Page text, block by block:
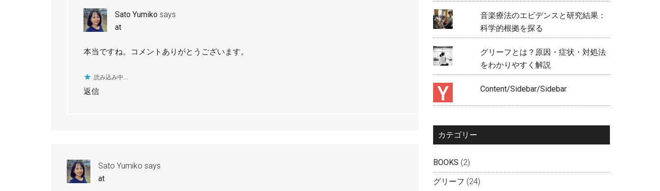
Sato Yumiko says
at
本当ですね。コメントありがとうございます。
読み込み中…
返信
Sato Yumiko says
at
音楽療法のエビデンスと研究結果：
科学的根拠を探る
グリーフとは？原因・症状・対処法
をわかりやすく解説
Content/Sidebar/Sidebar
カテゴリー
BOOKS (2)
グリーフ (24)